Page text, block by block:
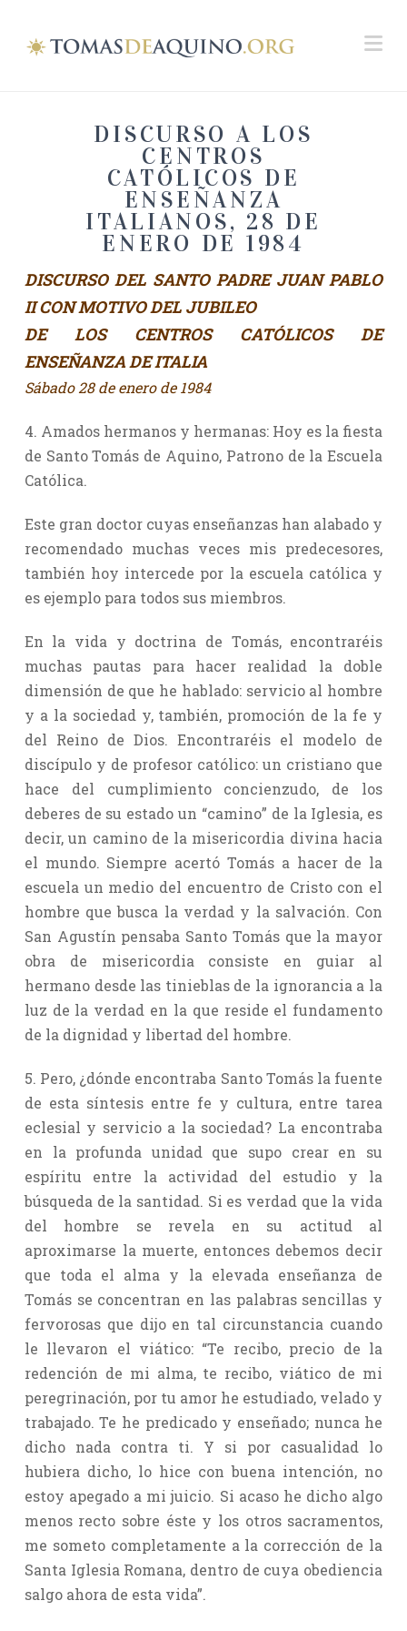
DISCURSO A LOS
CENTROS
CATÓLICOS DE
ENSEÑANZA
ITALIANOS, 28 DE
ENERO DE 1984
DISCURSO DEL SANTO PADRE JUAN PABLO
II CON MOTIVO DEL JUBILEO
DE LOS CENTROS CATÓLICOS DE
ENSEÑANZA DE ITALIA
Sábado 28 de enero de 1984
4. Amados hermanos y hermanas: Hoy es la fiesta
de Santo Tomás de Aquino, Patrono de la Escuela
Católica.
Este gran doctor cuyas enseñanzas han alabado y
recomendado muchas veces mis predecesores,
también hoy intercede por la escuela católica y
es ejemplo para todos sus miembros.
En la vida y doctrina de Tomás, encontraréis
muchas pautas para hacer realidad la doble
dimensión de que he hablado: servicio al hombre
y a la sociedad y, también, promoción de la fe y
del Reino de Dios. Encontraréis el modelo de
discípulo y de profesor católico: un cristiano que
hace del cumplimiento concienzudo, de los
deberes de su estado un “camino” de la Iglesia, es
decir, un camino de la misericordia divina hacia
el mundo. Siempre acertó Tomás a hacer de la
escuela un medio del encuentro de Cristo con el
hombre que busca la verdad y la salvación. Con
San Agustín pensaba Santo Tomás que la mayor
obra de misericordia consiste en guiar al
hermano desde las tinieblas de la ignorancia a la
luz de la verdad en la que reside el fundamento
de la dignidad y libertad del hombre.
5. Pero, ¿dónde encontraba Santo Tomás la fuente
de esta síntesis entre fe y cultura, entre tarea
eclesial y servicio a la sociedad? La encontraba
en la profunda unidad que supo crear en su
espíritu entre la actividad del estudio y la
búsqueda de la santidad. Si es verdad que la vida
del hombre se revela en su actitud al
aproximarse la muerte, entonces debemos decir
que toda el alma y la elevada enseñanza de
Tomás se concentran en las palabras sencillas y
fervorosas que dijo en tal circunstancia cuando
le llevaron el viático: “Te recibo, precio de la
redención de mi alma, te recibo, viático de mi
peregrinación, por tu amor he estudiado, velado y
trabajado. Te he predicado y enseñado; nunca he
dicho nada contra ti. Y si por casualidad lo
hubiera dicho, lo hice con buena intención, no
estoy apegado a mi juicio. Si acaso he dicho algo
menos recto sobre éste y los otros sacramentos,
me someto completamente a la corrección de la
Santa Iglesia Romana, dentro de cuya obediencia
salgo ahora de esta vida”.